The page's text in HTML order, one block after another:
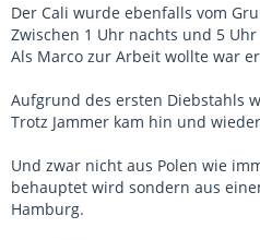
Der Cali wurde ebenfalls vom
Zwischen 1 Uhr nachts und 5
Als Marco zur Arbeit wollte war
Aufgrund des ersten Diebstahls
Trotz Jammer kam hin und
Und zwar nicht aus Polen wie
behauptet wird sondern aus
Hamburg.